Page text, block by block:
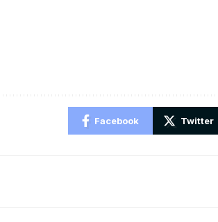
Facebook Twitter